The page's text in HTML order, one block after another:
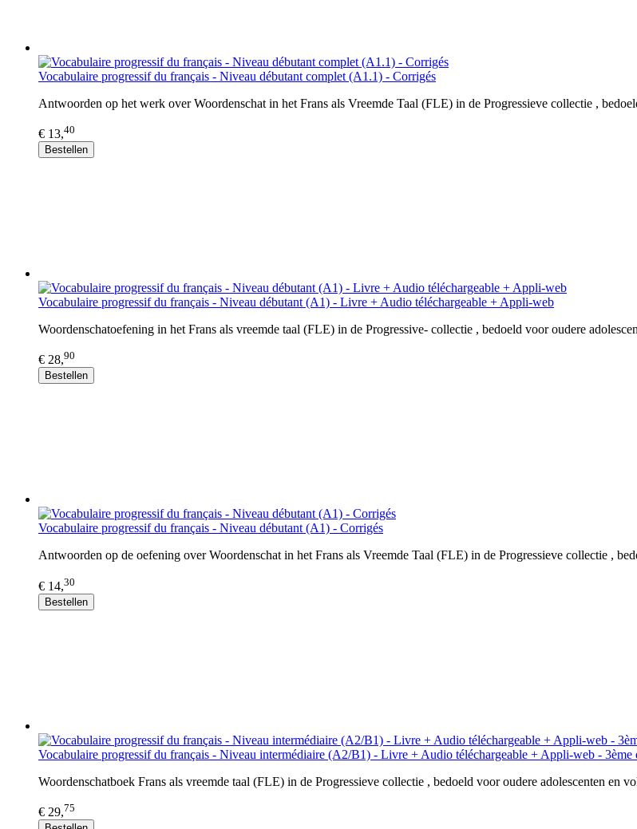
Vocabulaire progressif du français - Niveau débutant complet (A1.1) - Corrigés
Antwoorden op het werk over Woordenschat in het Frans als Vreemde Taal (FLE) in de Progressieve collectie ,
€ 13,40
Bestellen
Vocabulaire progressif du français - Niveau débutant (A1) - Livre + Audio téléchargeable + Appli-web
Woordenschatoefening in het Frans als vreemde taal (FLE) in de Progressive- collectie , bedoeld voor oudere
€ 28,90
Bestellen
Vocabulaire progressif du français - Niveau débutant (A1) - Corrigés
Antwoorden op de oefening over Woordenschat in het Frans als Vreemde Taal (FLE) in de Progressieve collectie ,
€ 14,30
Bestellen
Vocabulaire progressif du français - Niveau intermédiaire (A2/B1) - Livre + Audio téléchargeable + Appli-web - 3ème
Woordenschatboek Frans als vreemde taal (FLE) in de Progressieve collectie , bedoeld voor oudere adolescenten en
€ 29,75